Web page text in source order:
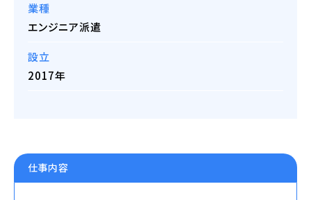
業種
エンジニア派遣
設立
2017年
仕事内容